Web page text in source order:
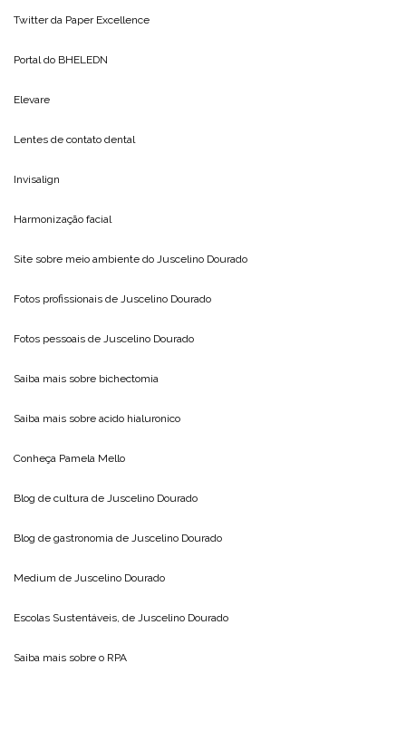
Twitter da Paper Excellence
Portal do BHELEDN
Elevare
Lentes de contato dental
Invisalign
Harmonização facial
Site sobre meio ambiente do Juscelino Dourado
Fotos profissionais de Juscelino Dourado
Fotos pessoais de Juscelino Dourado
Saiba mais sobre bichectomia
Saiba mais sobre acido hialuronico
Conheça Pamela Mello
Blog de cultura de Juscelino Dourado
Blog de gastronomia de Juscelino Dourado
Medium de Juscelino Dourado
Escolas Sustentáveis, de Juscelino Dourado
Saiba mais sobre o RPA